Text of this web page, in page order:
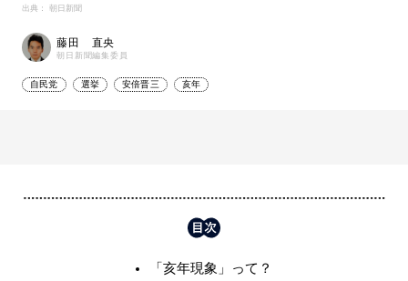
出典： 朝日新聞
藤田 直央
朝日新聞編集委員
自民党 選挙 安倍晋三 亥年
「亥年現象」って？